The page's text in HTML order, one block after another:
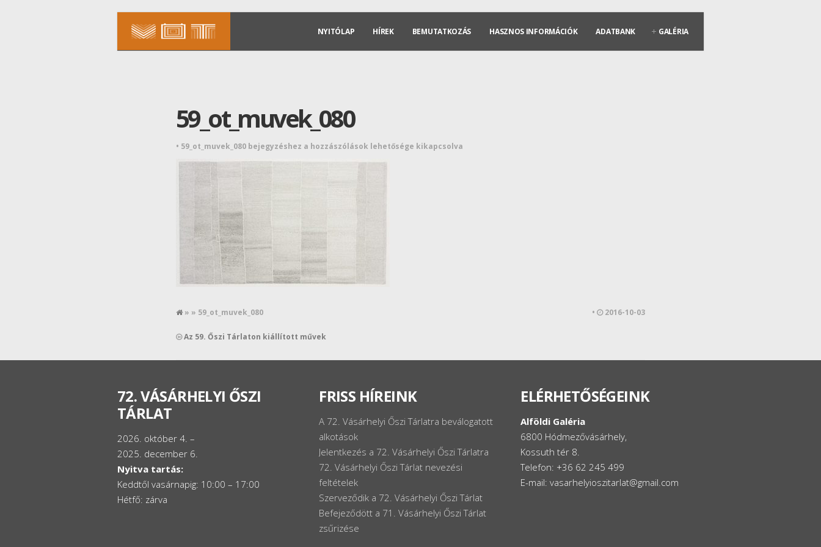
NYITÓLAP HÍREK BEMUTATKOZÁS HASZNOS INFORMÁCIÓK ADATBANK GALÉRIA
59_ot_muvek_080
• 59_ot_muvek_080 bejegyzéshez a hozzászólások lehetősége kikapcsolva
» » 59_ot_muvek_080 • 2016-10-03
Az 59. Őszi Tárlaton kiállított művek
72. VÁSÁRHELYI ŐSZI
TÁRLAT
2026. október 4. –
2025. december 6.
Nyitva tartás:
Keddtől vasárnapig: 10:00 – 17:00
Hétfő: zárva
FRISS HÍREINK
A 72. Vásárhelyi Őszi Tárlatra beválogatott
alkotások
Jelentkezés a 72. Vásárhelyi Őszi Tárlatra
72. Vásárhelyi Őszi Tárlat nevezési
feltételek
Szerveződik a 72. Vásárhelyi Őszi Tárlat
Befejeződött a 71. Vásárhelyi Őszi Tárlat
zsűrizése
ELÉRHETŐSÉGEINK
Alföldi Galéria
6800 Hódmezővásárhely,
Kossuth tér 8.
Telefon: +36 62 245 499
E-mail: vasarhelyioszitarlat@gmail.com